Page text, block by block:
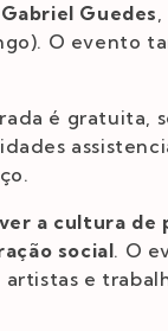
Gabriel Guedes,
O evento
é gratuita,
a cultura de
social. O
e